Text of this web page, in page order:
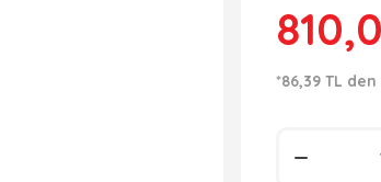
*86,39 TL